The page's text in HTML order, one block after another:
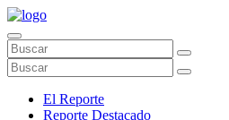
El Reporte
Reporte Destacado